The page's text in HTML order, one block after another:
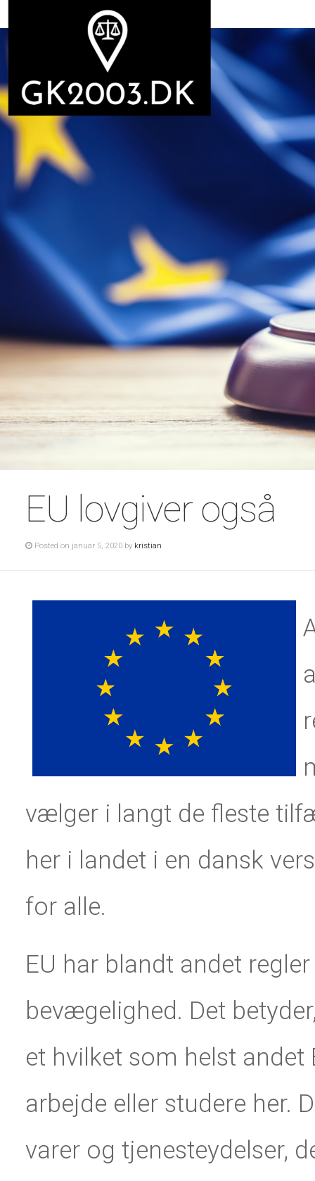
EU lovgiver også
Posted on januar 5, 2020 by kristian
vælger i langt de fleste
her i landet i en dansk
for alle.
EU har blandt andet
bevægelighed. Det
et hvilket som helst
arbejde eller studere her.
varer og tjenesteydelser,